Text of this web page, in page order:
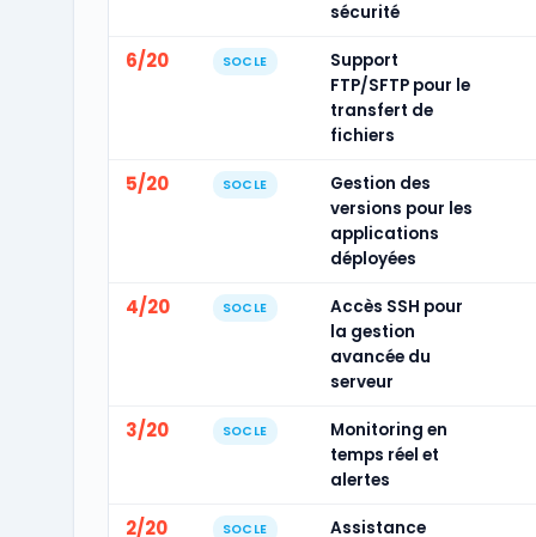
sécurité
6/20 SOCLE
Support
FTP/SFTP pour le
transfert de
fichiers
5/20 SOCLE
Gestion des
versions pour les
applications
déployées
4/20 SOCLE
Accès SSH pour
la gestion
avancée du
serveur
3/20 SOCLE
Monitoring en
temps réel et
alertes
2/20 SOCLE
Assistance